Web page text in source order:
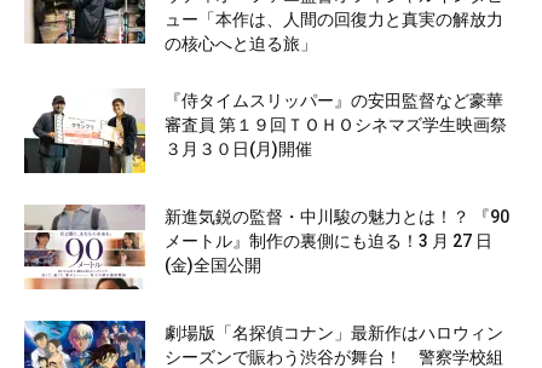
ュー「本作は、人間の回復力と真実の解放力
の核心へと迫る旅」
『侍タイムスリッパー』の安田監督など豪華
審査員 第１９回ＴＯＨＯシネマズ学生映画祭
３月３０日(月)開催
新進気鋭の監督・中川駿の魅力とは！？ 『90
メートル』制作の裏側にも迫る！3 月 27 日
(金)全国公開
劇場版「名探偵コナン」最新作はハロウィン
シーズンで賑わう渋谷が舞台！ 警察学校組